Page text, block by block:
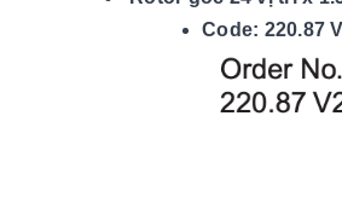
Code: 220.87